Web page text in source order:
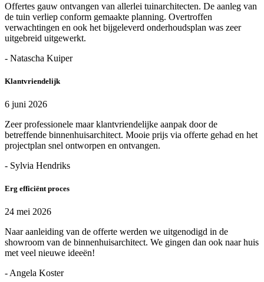
Offertes gauw ontvangen van allerlei tuinarchitecten. De aanleg van
de tuin verliep conform gemaakte planning. Overtroffen
verwachtingen en ook het bijgeleverd onderhoudsplan was zeer
uitgebreid uitgewerkt.
- Natascha Kuiper
Klantvriendelijk
6 juni 2026
Zeer professionele maar klantvriendelijke aanpak door de
betreffende binnenhuisarchitect. Mooie prijs via offerte gehad en het
projectplan snel ontworpen en ontvangen.
- Sylvia Hendriks
Erg efficiënt proces
24 mei 2026
Naar aanleiding van de offerte werden we uitgenodigd in de
showroom van de binnenhuisarchitect. We gingen dan ook naar huis
met veel nieuwe ideeën!
- Angela Koster